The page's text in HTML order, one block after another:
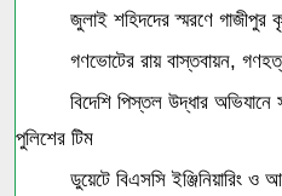
জুলাই শহিদদের স্মরণে গাজীপুর
গণভোটের রায় বাস্তবায়ন,
বিদেশি পিস্তল উদ্ধার
পুলিশের টিম
ডুয়েটে বিএসসি ইঞ্জিনিয়ারিং ও